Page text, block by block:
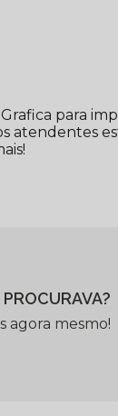
para
atendentes
agora mesmo!